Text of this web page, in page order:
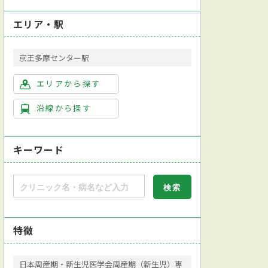
エリア・駅
京王多摩センター駅
エリアから探す
沿線から探す
キーワード
特徴
日本周産期・新生児医学会周産期（新生児）専